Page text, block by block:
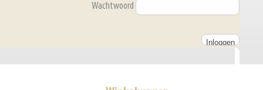
Wachtwoord